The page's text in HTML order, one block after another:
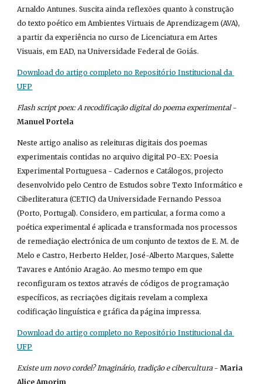
Arnaldo Antunes. Suscita ainda reflexões quanto à construção
do texto poético em Ambientes Virtuais de Aprendizagem (AVA),
a partir da experiência no curso de Licenciatura em Artes
Visuais, em EAD, na Universidade Federal de Goiás.
Download do artigo completo no Repositório Institucional da
UFP
Flash script poex: A recodificação digital do poema experimental
Manuel Portela
Neste artigo analiso as releituras digitais dos poemas
experimentais contidas no arquivo digital PO-EX: Poesia
Experimental Portuguesa - Cadernos e Catálogos, projecto
desenvolvido pelo Centro de Estudos sobre Texto Informático e
Ciberliteratura (CETIC) da Universidade Fernando Pessoa
(Porto, Portugal). Considero, em particular, a forma como a
poética experimental é aplicada e transformada nos processos
de remediação electrónica de um conjunto de textos de E. M. de
Melo e Castro, Herberto Helder, José-Alberto Marques, Salette
Tavares e António Aragão. Ao mesmo tempo em que
reconfiguram os textos através de códigos de programação
específicos, as recriações digitais revelam a complexa
codificação linguística e gráfica da página impressa.
Download do artigo completo no Repositório Institucional da
UFP
Existe um novo cordel? Imaginário, tradição e cibercultura - Maria
Alice Amorim